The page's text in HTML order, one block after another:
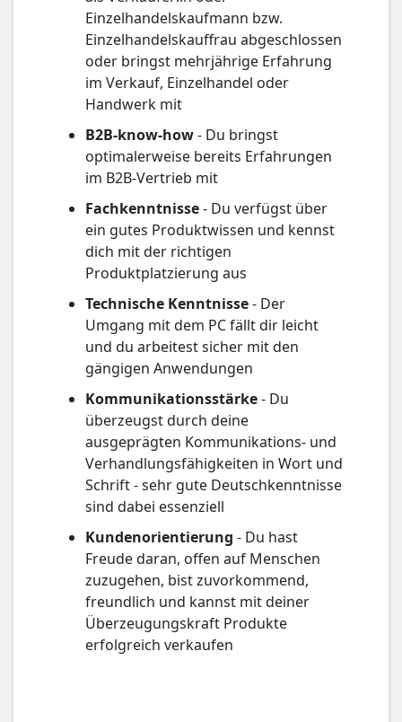
Einzelhandelskaufmann bzw.
Einzelhandelskauffrau abgeschlossen
oder bringst mehrjährige Erfahrung
im Verkauf, Einzelhandel oder
Handwerk mit
B2B-know-how- Du bringst
optimalerweise bereits Erfahrungen
im B2B-Vertrieb mit
Fachkenntnisse- Du verfügst über
ein gutes Produktwissen und kennst
dich mit der richtigen
Produktplatzierung aus
Technische Kenntnisse- Der
Umgang mit dem PC fällt dir leicht
und du arbeitest sicher mit den
gängigen Anwendungen
Kommunikationsstärke- Du
überzeugst durch deine
ausgeprägten Kommunikations- und
Verhandlungsfähigkeiten in Wort und
Schrift - sehr gute Deutschkenntnisse
sind dabei essenziell
Kundenorientierung - Du hast
Freude daran, offen auf Menschen
zuzugehen, bist zuvorkommend,
freundlich und kannst mit deiner
Überzeugungskraft Produkte
erfolgreich verkaufen